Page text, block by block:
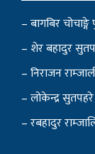
– बागबिर
– शेर बहादुर
– निराजन
– लोकेन्द्र सुतपहरे
– रबहादुर